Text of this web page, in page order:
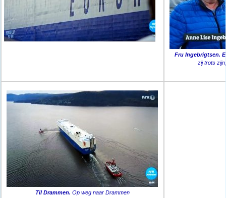
Fru Ingebrigtsen.
zij trots
Til Drammen. Op weg naar Drammen